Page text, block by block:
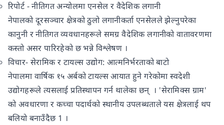
रिपोर्ट - नीतिगत अन्योलमा एनसेल र वैदेशिक लगानी
नेपालको दूरसञ्चार क्षेत्रको ठुलो लगानीकर्ता एनसेलले झेल्नुपरेका
कानुनी र नीतिगत व्यवधानहरूले समग्र वैदेशिक लगानीको वातावरणमा
कस्तो असर पारिरहेको छ भन्ने विश्लेषण ।
विचार- सेरामिक र टायल्स उद्योग: आत्मनिर्भरताको बाटो
नेपालमा वार्षिक १५ अर्बको टायल्स आयात हुने गरेकोमा स्वदेशी
उद्योगहरूले त्यसलाई प्रतिस्थापन गर्न थालेका छन् । 'सेरामिक्स ग्राम'
को अवधारणा र कच्चा पदार्थको स्थानीय उपलब्धताले यस क्षेत्रलाई थप
बलियो बनाउँदैछ 1 ।